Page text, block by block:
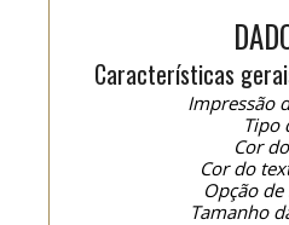
Características
Impressão
Tipo
Cor
Cor do
Opção
Tamanho